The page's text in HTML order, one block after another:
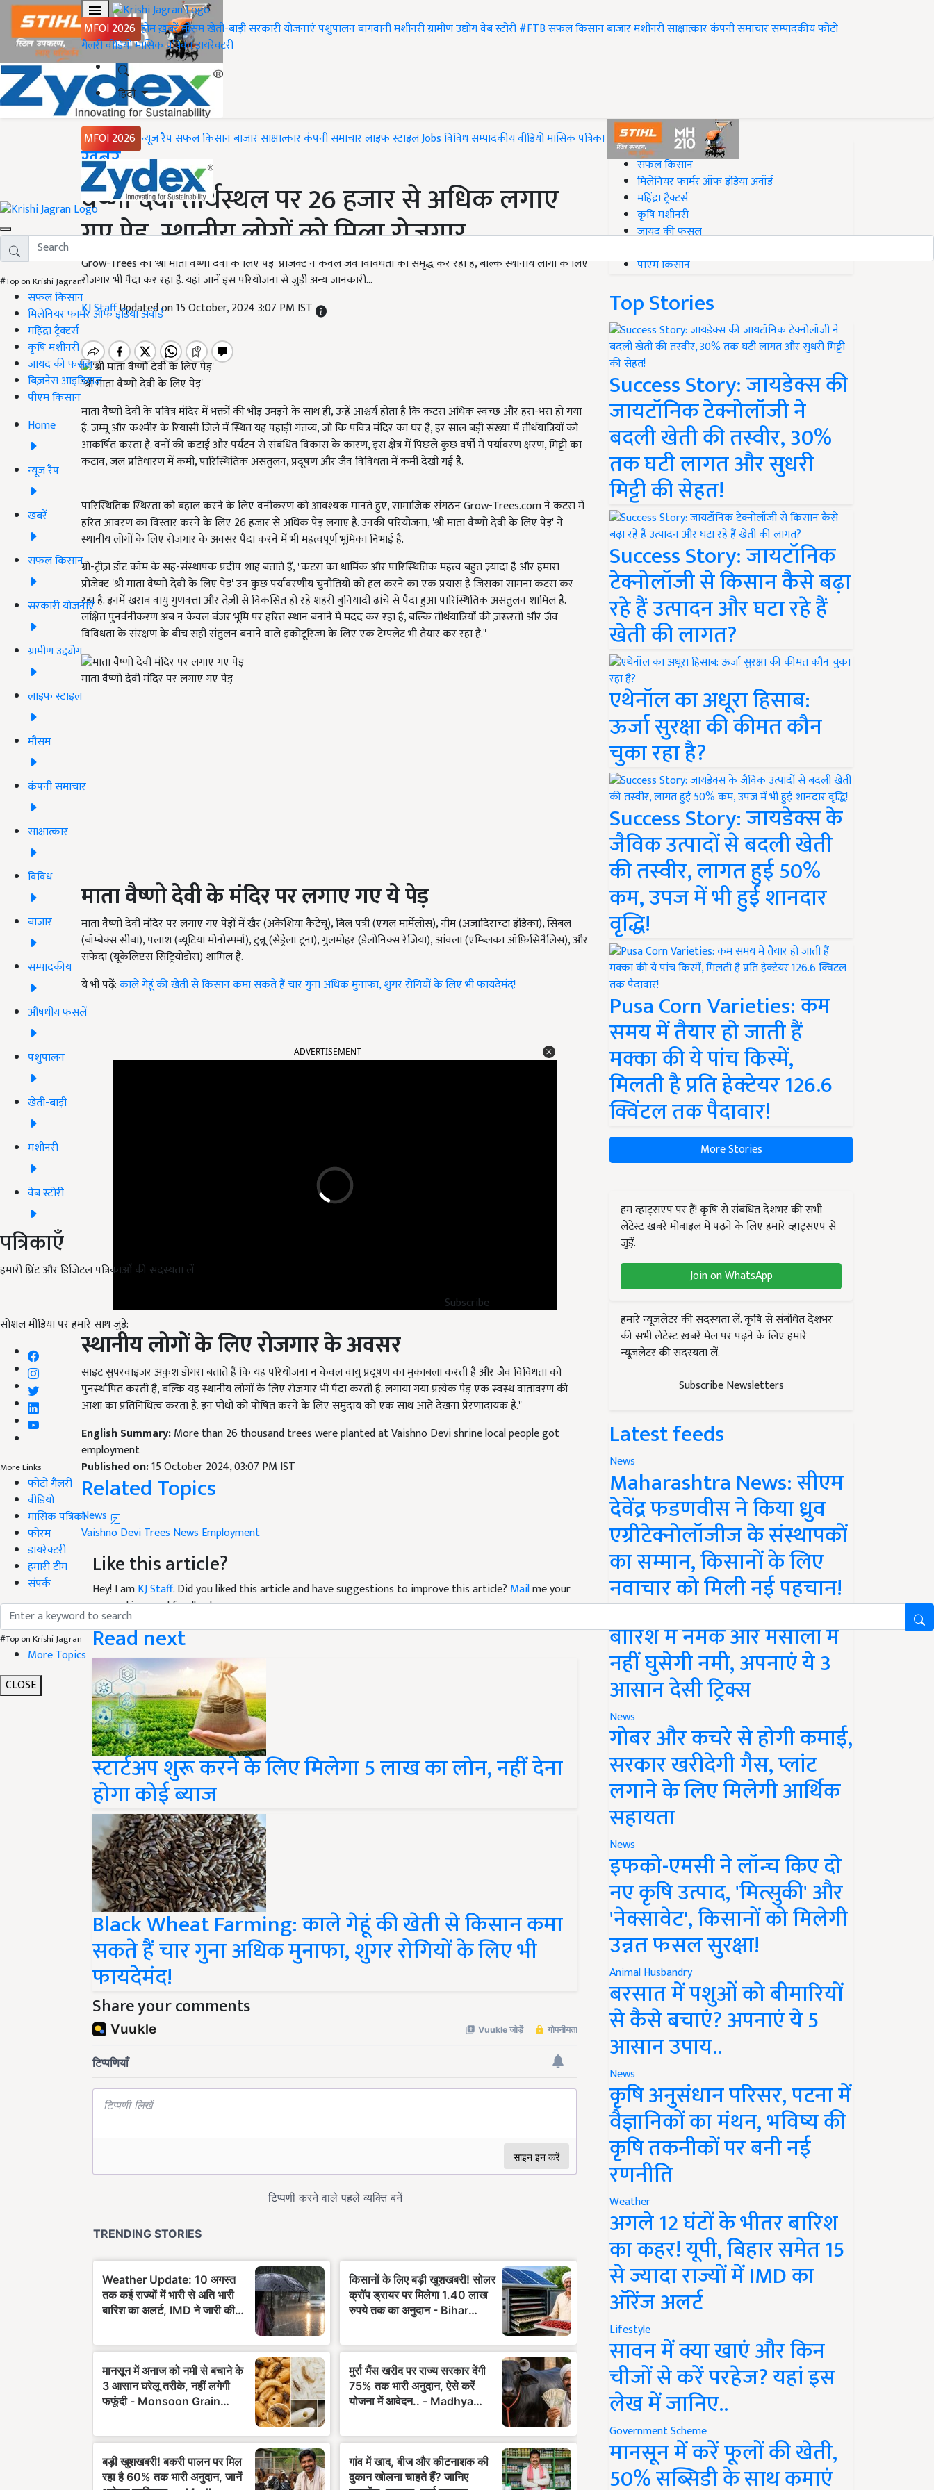
MFOI 2026 होमख़बरेंमौसमखेती-बाड़ीसरकारी योजनाएंपशुपालनबागवानीमशीनरीग्रामीण उद्योगवेब स्टोरी#FTBसफल किसानबाजारमशीनरीसाक्षात्कारकंपनी समाचारसम्पादकीयफोटो
गैलरीवीडियोमासिक पत्रिकाडायरेक्टरी
हिंदी
MFOI 2026 न्यूज़ रैपसफल किसानबाजारसाक्षात्कारकंपनी समाचारलाइफ स्टाइलJobsविविधसम्पादकीयवीडियोमासिक पत्रिका
#Top on Krishi Jagran
सफल किसान
मिलेनियर फार्मर ऑफ इंडिया अवॉर्ड
महिंद्रा ट्रैक्टर्स
कृषि मशीनरी
जायद की फसल
बिज़नेस आइडियाज
पीएम किसान
Home
न्यूज़ रैप
खबरें
सफल किसान
सरकारी योजनाएं
ग्रामीण उद्द्योग
लाइफ स्टाइल
मौसम
कंपनी समाचार
साक्षात्कार
विविध
बाजार
सम्पादकीय
औषधीय फसलें
पशुपालन
खेती-बाड़ी
मशीनरी
वेब स्टोरी
पत्रिकाएँ
हमारी प्रिंट और डिजिटल पत्रिकाओं की सदस्यता लें
Subscribe
सोशल मीडिया पर हमारे साथ जुड़ें:
More Links
फोटो गैलरी
वीडियो
मासिक पत्रिका
फोरम
डायरेक्टरी
हमारी टीम
संपर्क
#Top on Krishi Jagran
More Topics
CLOSE
Home
ख़बरें
वैष्णो देवी तीर्थस्थल पर 26 हजार से अधिक लगाए
गए पेड़, स्थानीय लोगों को मिला रोजगार
Grow-Trees का 'श्री माता वैष्णो देवी के लिए पेड़' प्रोजेक्ट न केवल जैव विविधता को समृद्ध कर रहा है, बल्कि स्थानीय लोगों के लिए
रोजगार भी पैदा कर रहा है. यहां जानें इस परियोजना से जुड़ी अन्य जानकारी...
KJ StaffUpdated on 15 October, 2024 3:07 PM IST
'श्री माता वैष्णो देवी के लिए पेड़'
माता वैष्णो देवी के पवित्र मंदिर में भक्तों की भीड़ उमड़ने के साथ ही, उन्हें आश्चर्य होता है कि कटरा अधिक स्वच्छ और हरा-भरा हो गया
है. जम्मू और कश्मीर के रियासी जिले में स्थित यह पहाड़ी गंतव्य, जो कि पवित्र मंदिर का घर है, हर साल बड़ी संख्या में तीर्थयात्रियों को
आकर्षित करता है. वनों की कटाई और पर्यटन से संबंधित विकास के कारण, इस क्षेत्र में पिछले कुछ वर्षों में पर्यावरण क्षरण, मिट्टी का
कटाव, जल प्रतिधारण में कमी, पारिस्थितिक असंतुलन, प्रदूषण और जैव विविधता में कमी देखी गई है.
पारिस्थितिक स्थिरता को बहाल करने के लिए वनीकरण को आवश्यक मानते हुए, सामाजिक संगठन Grow-Trees.com ने कटरा में
हरित आवरण का विस्तार करने के लिए 26 हजार से अधिक पेड़ लगाए हैं. उनकी परियोजना, 'श्री माता वैष्णो देवी के लिए पेड़' ने
स्थानीय लोगों के लिए रोजगार के अवसर पैदा करने में भी महत्वपूर्ण भूमिका निभाई है.
ग्रो-ट्रीज़ डॉट कॉम के सह-संस्थापक प्रदीप शाह बताते हैं, "कटरा का धार्मिक और पारिस्थितिक महत्व बहुत ज़्यादा है और हमारा
प्रोजेक्ट 'श्री माता वैष्णो देवी के लिए पेड़' उन कुछ पर्यावरणीय चुनौतियों को हल करने का एक प्रयास है जिसका सामना कटरा कर
रहा है. इनमें खराब वायु गुणवत्ता और तेज़ी से विकसित हो रहे शहरी बुनियादी ढांचे से पैदा हुआ पारिस्थितिक असंतुलन शामिल है.
लक्षित पुनर्वनीकरण अब न केवल बंजर भूमि पर हरित स्थान बनाने में मदद कर रहा है, बल्कि तीर्थयात्रियों की ज़रूरतों और जैव
विविधता के संरक्षण के बीच सही संतुलन बनाने वाले इकोटूरिज्म के लिए एक टेम्पलेट भी तैयार कर रहा है."
माता वैष्णो देवी मंदिर पर लगाए गए पेड़
माता वैष्णो देवी के मंदिर पर लगाए गए ये पेड़
माता वैष्णो देवी मंदिर पर लगाए गए पेड़ों में खैर (अकेशिया कैटेचू), बिल पत्री (एगल मार्मेलोस), नीम (अज़ादिराच्टा इंडिका), सिंबल
(बॉम्बेक्स सीबा), पलाश (ब्यूटिया मोनोस्पर्मा), टुन्नू (सेड्रेला टूना), गुलमोहर (डेलोनिक्स रेजिया), आंवला (एम्ब्लिका ऑफ़िसिनैलिस), और
सफ़ेदा (यूकेलिप्टस सिट्रियोडोरा) शामिल है.
ये भी पढ़ें:काले गेहूं की खेती से किसान कमा सकते हैं चार गुना अधिक मुनाफा, शुगर रोगियों के लिए भी फायदेमंद!
स्थानीय लोगों के लिए रोजगार के अवसर
साइट सुपरवाइजर अंकुश डोगरा बताते हैं कि यह परियोजना न केवल वायु प्रदूषण का मुकाबला करती है और जैव विविधता को
पुनर्स्थापित करती है, बल्कि यह स्थानीय लोगों के लिए रोजगार भी पैदा करती है. लगाया गया प्रत्येक पेड़ एक स्वस्थ वातावरण की
आशा का प्रतिनिधित्व करता है. इन पौधों को पोषित करने के लिए समुदाय को एक साथ आते देखना प्रेरणादायक है."
More than 26 thousand trees were planted at Vaishno Devi shrine local people got
employment
Published on:
Related Topics
News
Vaishno Devi
Like this article?
Hey! I amKJ Staff. Did you liked this article and have suggestions to improve this article?
suggestions and feedback.
Read next
स्टार्टअप शुरू करने के लिए मिलेगा 5 लाख का लोन, नहीं देना
होगा कोई ब्याज
Black Wheat Farming: काले गेहूं की खेती से किसान कमा
सकते हैं चार गुना अधिक मुनाफा, शुगर रोगियों के लिए भी
फायदेमंद!
Share your comments
#Top on Krishi Jagran
सफल किसान
मिलेनियर फार्मर ऑफ इंडिया अवॉर्ड
महिंद्रा ट्रैक्टर्स
कृषि मशीनरी
जायद की फसल
पीएम किसान
Top Stories
Success Story: जायडेक्स की
जायटॉनिक टेक्नोलॉजी ने
बदली खेती की तस्वीर, 30%
तक घटी लागत और सुधरी
मिट्टी की सेहत!
Success Story: जायटॉनिक
टेक्नोलॉजी से किसान कैसे बढ़ा
रहे हैं उत्पादन और घटा रहे हैं
खेती की लागत?
एथेनॉल का अधूरा हिसाब:
ऊर्जा सुरक्षा की कीमत कौन
चुका रहा है?
Success Story: जायडेक्स के
जैविक उत्पादों से बदली खेती
की तस्वीर, लागत हुई 50%
कम, उपज में भी हुई शानदार
वृद्धि!
Pusa Corn Varieties: कम
समय में तैयार हो जाती हैं
मक्का की ये पांच किस्में,
मिलती है प्रति हेक्टेयर 126.6
क्विंटल तक पैदावार!
More Stories
हम व्हाट्सएप पर हैं! कृषि से संबंधित देशभर की सभी
लेटेस्ट ख़बरें मोबाइल में पढ़ने के लिए हमारे व्हाट्सएप से
जुड़ें.
Join on WhatsApp
हमारे न्यूज़लेटर की सदस्यता लें. कृषि से संबंधित देशभर
की सभी लेटेस्ट ख़बरें मेल पर पढ़ने के लिए हमारे
न्यूज़लेटर की सदस्यता लें.
Subscribe Newsletters
Latest feeds
News
Maharashtra News: सीएम
देवेंद्र फडणवीस ने किया ध्रुव
एग्रीटेक्नोलॉजीज के संस्थापकों
का सम्मान, किसानों के लिए
नवाचार को मिली नई पहचान!
बारिश में नमक और मसालों में
नहीं घुसेगी नमी, अपनाएं ये 3
आसान देसी ट्रिक्स
News
गोबर और कचरे से होगी कमाई,
सरकार खरीदेगी गैस, प्लांट
लगाने के लिए मिलेगी आर्थिक
सहायता
News
इफको-एमसी ने लॉन्च किए दो
नए कृषि उत्पाद, 'मित्सुकी' और
'नेक्सावेट', किसानों को मिलेगी
उन्नत फसल सुरक्षा!
Animal Husbandry
बरसात में पशुओं को बीमारियों
से कैसे बचाएं? अपनाएं ये 5
आसान उपाय..
News
कृषि अनुसंधान परिसर, पटना में
वैज्ञानिकों का मंथन, भविष्य की
कृषि तकनीकों पर बनी नई
रणनीति
Weather
अगले 12 घंटों के भीतर बारिश
का कहर! यूपी, बिहार समेत 15
से ज्यादा राज्यों में IMD का
ऑरेंज अलर्ट
Lifestyle
सावन में क्या खाएं और किन
चीजों से करें परहेज? यहां इस
लेख में जानिए..
Government Scheme
मानसून में करें फूलों की खेती,
50% सब्सिडी के साथ कमाएं